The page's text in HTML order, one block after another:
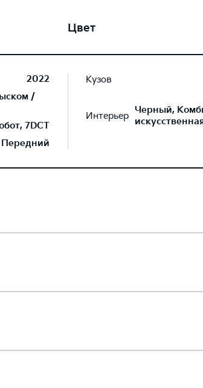
2022
/
7DCT
Передний
Цвет
Кузов
Интерьер Черный,